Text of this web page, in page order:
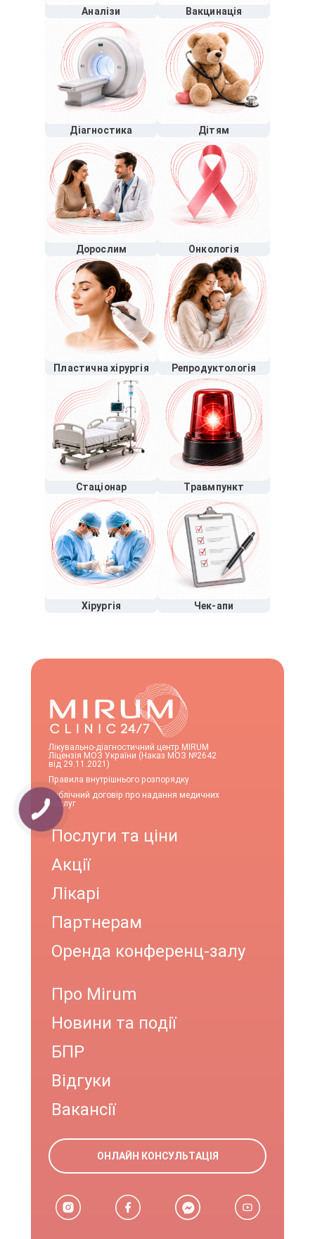
Аналізи Вакцинація
Діагностика Дітям
Дорослим Онкологія
Пластична хірургія Репродуктологія
Стаціонар Травмпункт
Хірургія Чек-апи
Лікувально-діагностичний центр MIRUM
Ліцензія МОЗ України (Наказ МОЗ №2642
від 29.11.2021)
Правила внутрішнього розпорядку
Публічний договір про надання медичних
послуг
Послуги та ціни
Акції
Лікарі
Партнерам
Оренда конференц-залу
Про Mirum
Новини та події
БПР
Відгуки
Вакансії
ОНЛАЙН КОНСУЛЬТАЦІЯ